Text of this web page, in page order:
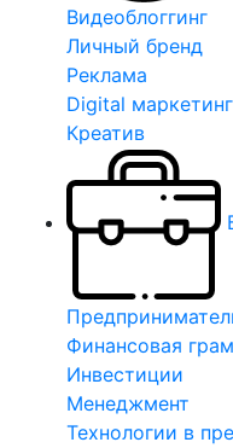
Видеоблоггинг
Личный бренд
Реклама
Digital маркетинг
Креатив
Финансовая
Инвестиции
Менеджмент
Технологии в